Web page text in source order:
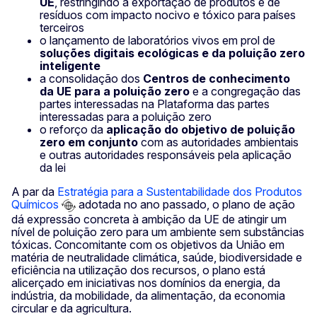
resíduos com impacto nocivo e tóxico para países
terceiros
o lançamento de laboratórios vivos em prol de
soluções digitais ecológicas e da poluição zero
inteligente
a consolidação dos Centros de conhecimento
da UE para a poluição zero e a congregação das
partes interessadas na Plataforma das partes
interessadas para a poluição zero
o reforço da aplicação do objetivo de poluição
zero em conjunto com as autoridades ambientais
e outras autoridades responsáveis pela aplicação
da lei
A par da Estratégia para a Sustentabilidade dos Produtos
Químicos
adotada no ano passado, o plano de ação
dá expressão concreta à ambição da UE de atingir um
nível de poluição zero para um ambiente sem substâncias
tóxicas. Concomitante com os objetivos da União em
matéria de neutralidade climática, saúde, biodiversidade e
eficiência na utilização dos recursos, o plano está
alicerçado em iniciativas nos domínios da energia, da
indústria, da mobilidade, da alimentação, da economia
circular e da agricultura.